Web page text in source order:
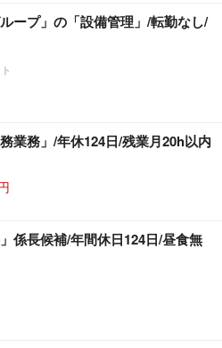
ープ」の「設備管理」/転勤なし/
業務」/年休124日/残業月20h以内
係長候補/年間休日124日/昼食無